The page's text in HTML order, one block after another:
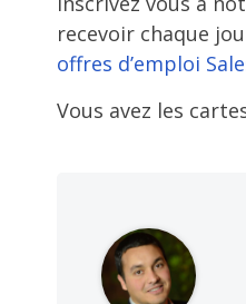
recevoir chaque
offres d’emploi
Vous avez les